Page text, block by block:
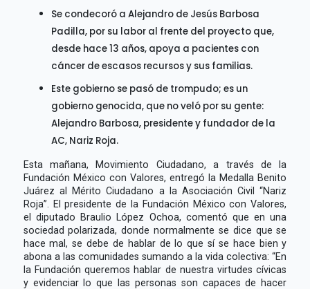
Se condecoró a Alejandro de Jesús Barbosa
Padilla, por su labor al frente del proyecto que,
desde hace 13 años, apoya a pacientes con
cáncer de escasos recursos y sus familias.
Este gobierno se pasó de trompudo; es un
gobierno genocida, que no veló por su gente:
Alejandro Barbosa, presidente y fundador de la
AC, Nariz Roja.
Esta mañana, Movimiento Ciudadano, a través de la
Fundación México con Valores, entregó la Medalla Benito
Juárez al Mérito Ciudadano a la Asociación Civil “Nariz
Roja”. El presidente de la Fundación México con Valores,
el diputado Braulio López Ochoa, comentó que en una
sociedad polarizada, donde normalmente se dice que se
hace mal, se debe de hablar de lo que sí se hace bien y
abona a las comunidades sumando a la vida colectiva: “En
la Fundación queremos hablar de nuestra virtudes cívicas
y evidenciar lo que las personas son capaces de hacer